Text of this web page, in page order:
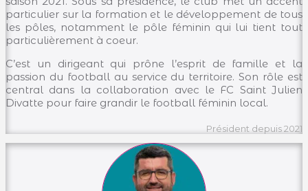
particulier sur la formation et le développement de tous
les pôles, notamment le pôle féminin qui lui tient tout
particulièrement à coeur.
C’est un dirigeant qui prône l’esprit de famille et la
passion du football au service du territoire. Son rôle est
central dans la collaboration avec le FC Saint Julien
Divatte pour faire grandir le football féminin local.
Président depuis 2021